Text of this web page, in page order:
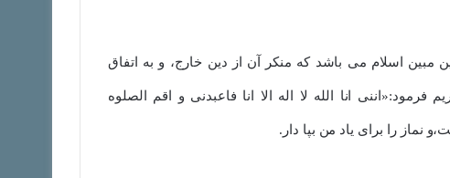
مبین اسلام می باشد که منکر آن از دین خارج، و به اتفاق
انا الله لا اله الا انا فاعبدنی و اقم الصلوه
نماز را برای یاد من بپا دار.